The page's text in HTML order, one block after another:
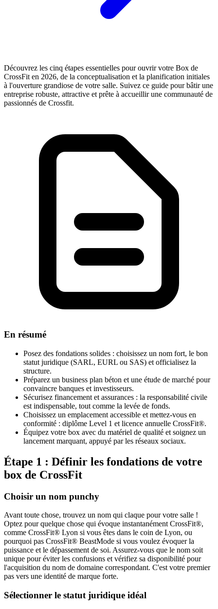
Découvrez les cinq étapes essentielles pour ouvrir votre Box de
CrossFit en 2026, de la conceptualisation et la planification initiales
à l'ouverture grandiose de votre salle. Suivez ce guide pour bâtir une
entreprise robuste, attractive et prête à accueillir une communauté de
passionnés de Crossfit.
En résumé
Posez des fondations solides : choisissez un nom fort, le bon
statut juridique (SARL, EURL ou SAS) et officialisez la
structure.
Préparez un business plan béton et une étude de marché pour
convaincre banques et investisseurs.
Sécurisez financement et assurances : la responsabilité civile
est indispensable, tout comme la levée de fonds.
Choisissez un emplacement accessible et mettez-vous en
conformité : diplôme Level 1 et licence annuelle CrossFit®.
Équipez votre box avec du matériel de qualité et soignez un
lancement marquant, appuyé par les réseaux sociaux.
Étape 1 : Définir les fondations de votre
box de CrossFit
Choisir un nom punchy
Avant toute chose, trouvez un nom qui claque pour votre salle !
Optez pour quelque chose qui évoque instantanément CrossFit®,
comme CrossFit® Lyon si vous êtes dans le coin de Lyon, ou
pourquoi pas CrossFit® BeastMode si vous voulez évoquer la
puissance et le dépassement de soi. Assurez-vous que le nom soit
unique pour éviter les confusions et vérifiez sa disponibilité pour
l'acquisition du nom de domaine correspondant. C'est votre premier
pas vers une identité de marque forte.
Sélectionner le statut juridique idéal